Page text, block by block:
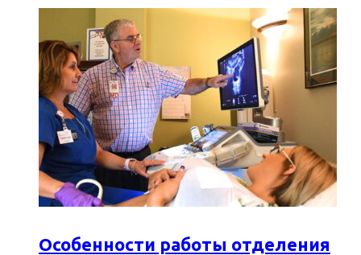
Особенности работы отделения